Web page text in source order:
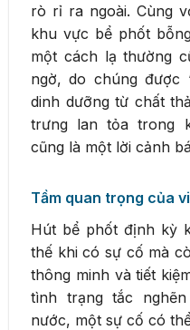
rò rỉ ra ngoài. Cùng
khu vực bể phốt
một cách lạ thường
ngờ, do chúng được
dinh dưỡng từ chất
trưng lan tỏa trong
cũng là một lời cảnh
Tầm quan trọng của
Hút bể phốt định kỳ
thế khi có sự cố mà
thông minh và tiết
tình trạng tắc
nước, một sự cố có